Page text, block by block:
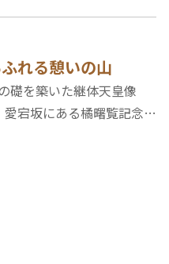
れる憩いの山
礎を築いた継体天皇像
宕坂にある橘曙覧記念文